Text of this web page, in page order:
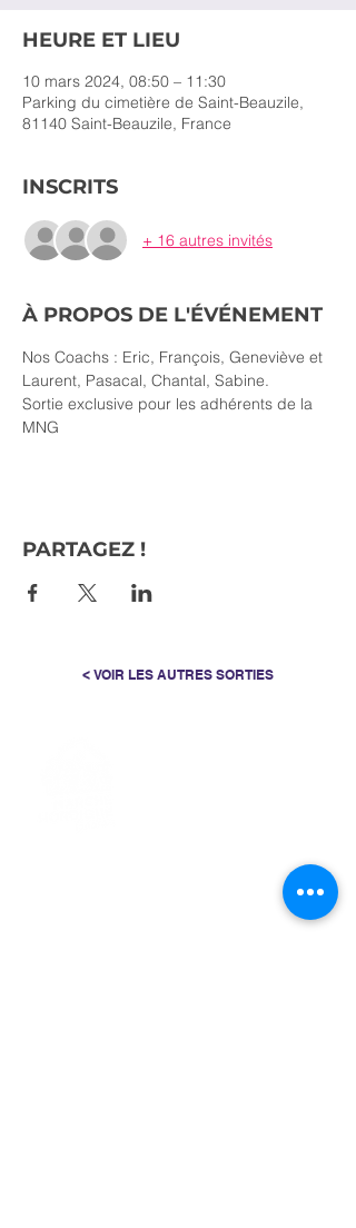
HEURE ET LIEU
10 mars 2024, 08:50 – 11:30
Parking du cimetière de Saint-Beauzile,
81140 Saint-Beauzile, France
INSCRITS
+ 16 autres invités
À PROPOS DE L'ÉVÉNEMENT
Nos Coachs : Eric, François, Geneviève et
Laurent, Pasacal, Chantal, Sabine.
Sortie exclusive pour les adhérents de la
MNG
PARTAGEZ !
< VOIR LES AUTRES SORTIES